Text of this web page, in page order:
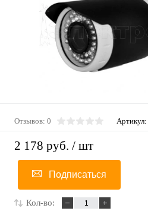
Отзывов: 0 Артикул:
2 178 руб. / шт
Подписаться
Кол-во: